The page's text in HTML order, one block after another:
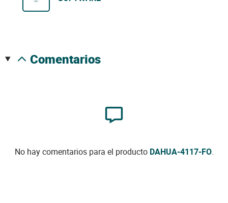
comentarios
No hay comentarios para el producto DAHUA-4117-FO.